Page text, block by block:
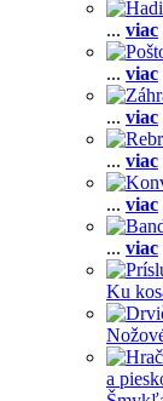
... viac
... viac
... viac
... viac
... viac
... viac
Ku
a